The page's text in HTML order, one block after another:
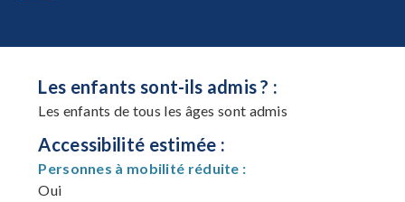
Les enfants sont-ils admis ? :
Les enfants de tous les âges sont admis
Accessibilité estimée :
Personnes à mobilité réduite :
Oui